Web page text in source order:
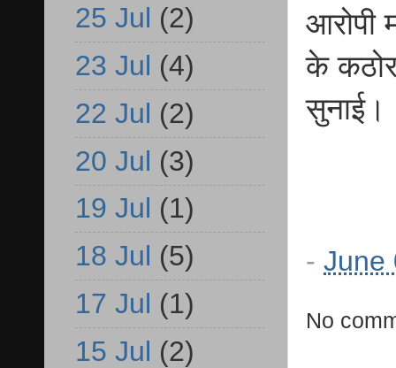
आरोपी
के
सुनाई।
- June
No
25 Jul (2)
23 Jul (4)
22 Jul (2)
20 Jul (3)
19 Jul (1)
18 Jul (5)
17 Jul (1)
15 Jul (2)